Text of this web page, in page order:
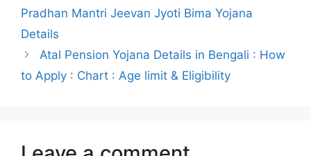
Pradhan Mantri Jeevan Jyoti Bima Yojana
Details
Atal Pension Yojana Details in Bengali : How
to Apply : Chart : Age limit & Eligibility